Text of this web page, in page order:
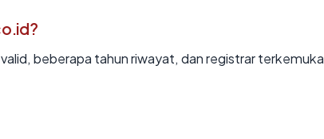
beberapa tahun riwayat, dan registrar terkemuka